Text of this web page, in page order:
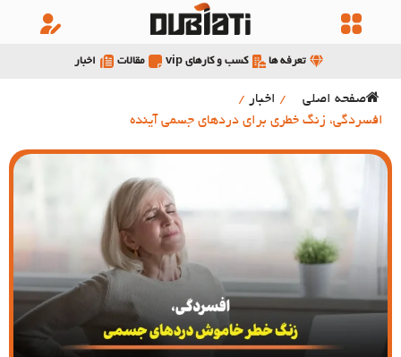
تعرفه ها کسب و کارهای vip مقالات اخبار
صفحه اصلی / اخبار /
افسردگی، زنگ خطری برای دردهای جسمی آینده